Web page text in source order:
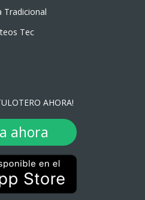
Tradicional
Tec
AHORA!
ahora